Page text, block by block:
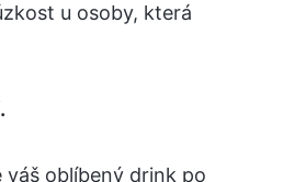
u osoby, která
váš oblíbený drink po